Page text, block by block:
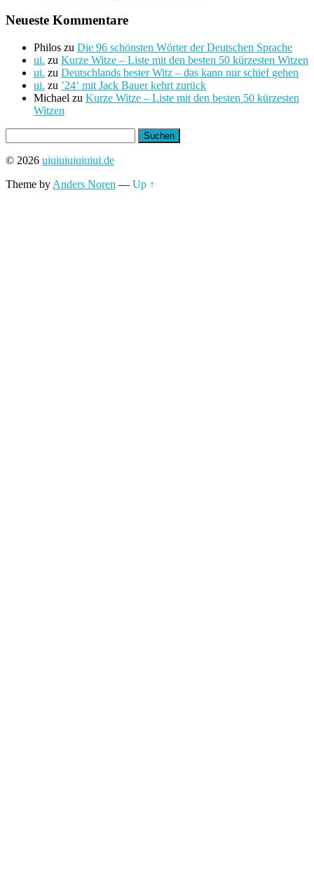
Neueste Kommentare
Philos zu Die 96 schönsten Wörter der Deutschen Sprache
ui. zu Kurze Witze – Liste mit den besten 50 kürzesten Witzen
ui. zu Deutschlands bester Witz – das kann nur schief gehen
ui. zu ’24‘ mit Jack Bauer kehrt zurück
Michael zu Kurze Witze – Liste mit den besten 50 kürzesten
Witzen
nach:
© 2026 uiuiuiuiuiuiui.de
Theme by Anders Noren — Up ↑